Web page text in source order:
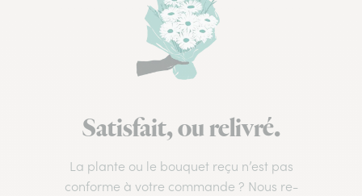
Satisfait, ou relivré.
La plante ou le bouquet reçu n’est pas
conforme à votre commande ? Nous re-